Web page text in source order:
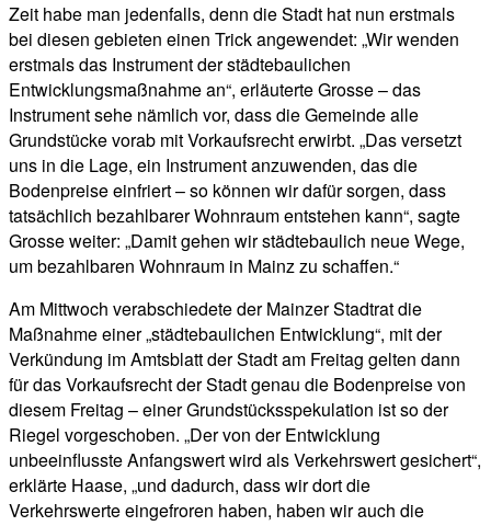
Zeit habe man jedenfalls, denn die Stadt hat nun erstmals
bei diesen gebieten einen Trick angewendet: „Wir wenden
erstmals das Instrument der städtebaulichen
Entwicklungsmaßnahme an“, erläuterte Grosse – das
Instrument sehe nämlich vor, dass die Gemeinde alle
Grundstücke vorab mit Vorkaufsrecht erwirbt. „Das versetzt
uns in die Lage, ein Instrument anzuwenden, das die
Bodenpreise einfriert – so können wir dafür sorgen, dass
tatsächlich bezahlbarer Wohnraum entstehen kann“, sagte
Grosse weiter: „Damit gehen wir städtebaulich neue Wege,
um bezahlbaren Wohnraum in Mainz zu schaffen.“
Am Mittwoch verabschiedete der Mainzer Stadtrat die
Maßnahme einer „städtebaulichen Entwicklung“, mit der
Verkündung im Amtsblatt der Stadt am Freitag gelten dann
für das Vorkaufsrecht der Stadt genau die Bodenpreise von
diesem Freitag – einer Grundstücksspekulation ist so der
Riegel vorgeschoben. „Der von der Entwicklung
unbeeinflusste Anfangswert wird als Verkehrswert gesichert“,
erklärte Haase, „und dadurch, dass wir dort die
Verkehrswerte eingefroren haben, haben wir auch die